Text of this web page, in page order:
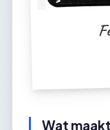
Wat